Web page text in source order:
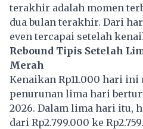
terakhir adalah momen
dua bulan terakhir. Dari
even tercapai setelah
Rebound Tipis Setelah
Merah
Kenaikan Rp11.000 hari
penurunan lima hari
2026. Dalam lima hari itu,
dari Rp2.799.000 ke